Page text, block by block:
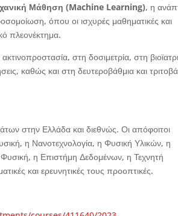
Μάθηση (Machine Learning), η
όπου οι ισχυρές μαθηματικές και
πλεονέκτημα.
στη δοσιμετρία, στη
καθώς και στη δευτεροβάθμια και
στην Ελλάδα και διεθνώς. Οι απόφοιτοι
η Νανοτεχνολογία, η Φυσική Υλικών, η
Φυσική, η Επιστήμη Δεδομένων, η Τεχνητή
και ερευνητικές τους προοπτικές.